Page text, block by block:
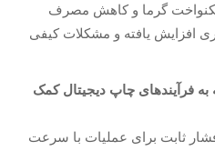
گرما و کاهش مصرف
افزایش یافته و مشکلات کیفی
فرآیندهای چاپ دیجیتال کمک
ثابت برای عملیات با سرعت